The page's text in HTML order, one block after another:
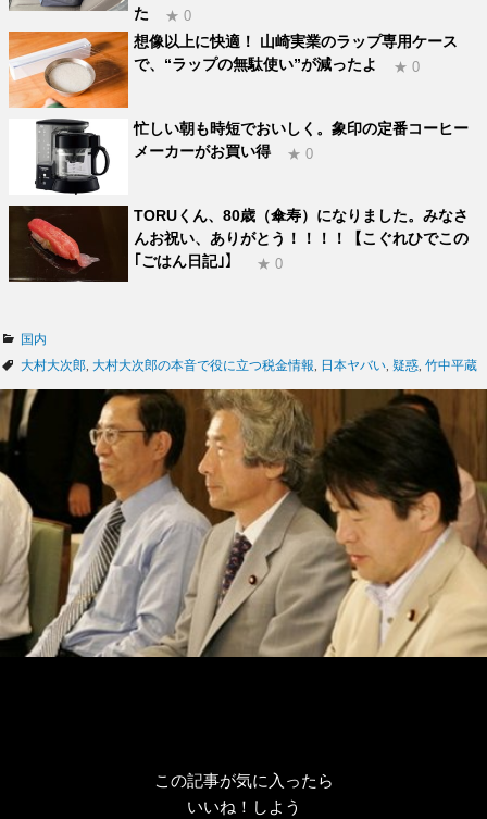
た
★ 0
想像以上に快適！ 山崎実業のラップ専用ケース
で、“ラップの無駄使い”が減ったよ
★ 0
忙しい朝も時短でおいしく。象印の定番コーヒー
メーカーがお買い得
★ 0
TORUくん、80歳（傘寿）になりました。みなさ
んお祝い、ありがとう！！！！【こぐれひでこの
｢ごはん日記｣】
★ 0
カ
テ
リ
ー
国内
タ
大村大次郎 大村大次郎の本音で役に立つ税金情報 日本ヤバい 疑惑 竹中平蔵
この記事が気に入ったら
いいね！しよう